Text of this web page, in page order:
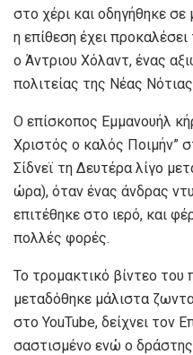
στο χέρι και οδηγήθηκε
η επίθεση έχει
ο Άντριου Χόλαντ, ένας
πολιτείας της Νέας
Ο επίσκοπος Εμμανουήλ
Χριστός ο καλός Ποιμήν”
Σίδνεϊ τη Δευτέρα λίγο
ώρα), όταν ένας άνδρας
επιτέθηκε στο ιερό, και
πολλές φορές.
Το τρομακτικό βίντεο του
μεταδόθηκε μάλιστα
στο YouTube, δείχνει τον
σαστισμένο ενώ ο δράστης